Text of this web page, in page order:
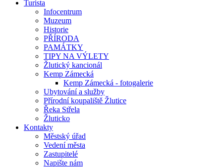
Turista
Infocentrum
Muzeum
Historie
PŘÍRODA
PAMÁTKY
TIPY NA VÝLETY
Žlutický kancionál
Kemp Zámecká
Kemp Zámecká - fotogalerie
Ubytování a služby
Přírodní koupaliště Žlutice
Řeka Střela
Žluticko
Kontakty
Městský úřad
Vedení města
Zastupitelé
Napište nám